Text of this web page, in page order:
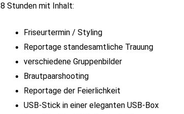
8 Stunden mit Inhalt:
Friseurtermin / Styling
Reportage standesamtliche Trauung
verschiedene Gruppenbilder
Brautpaarshooting
Reportage der Feierlichkeit
USB-Stick in einer eleganten USB-Box